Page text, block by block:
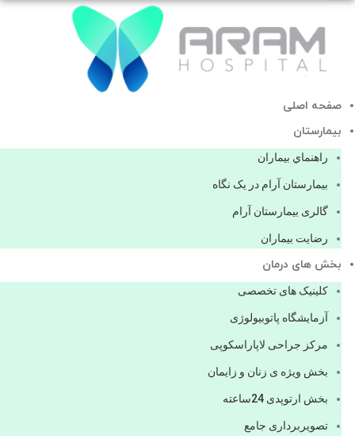
صفحه اصلی
بيمارستان
راهنماي بیماران
بیمارستان آرام در یک نگاه
گالری بیمارستان آرام
رضایت بیماران
بخش های درمان
کلینیک های تخصصی
آزمایشگاه پاتوبیولوژی
مرکز جراحی لاپاراسکوپی
بخش ویژه ی زنان و زایمان
بخش ارتوپدی 24ساعته
تصویربرداری جامع